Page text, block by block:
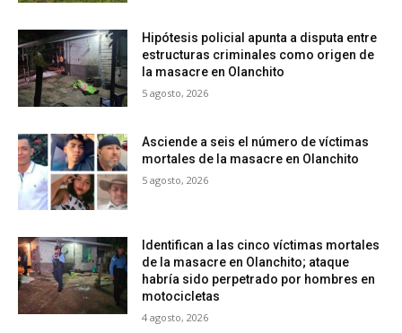
Hipótesis policial apunta a disputa entre
estructuras criminales como origen de
la masacre en Olanchito
5 agosto, 2026
Asciende a seis el número de víctimas
mortales de la masacre en Olanchito
5 agosto, 2026
Identifican a las cinco víctimas mortales
de la masacre en Olanchito; ataque
habría sido perpetrado por hombres en
motocicletas
4 agosto, 2026